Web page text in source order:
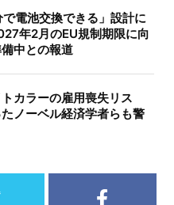
電池交換できる」設計に
年2月のEU規制期限に向
中との報道
カラーの雇用喪失リス
ノーベル経済学者らも警